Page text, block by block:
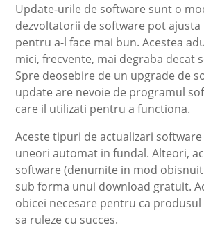
Update-urile de software sunt o
dezvoltatorii de software pot
pentru a-l face mai bun. Acestea
mici, frecvente, mai degraba decat
Spre deosebire de un upgrade de
update are nevoie de programul
care il utilizati pentru a functiona.
Aceste tipuri de actualizari
uneori automat in fundal. Alteori,
software (denumite in mod obisnuit
sub forma unui download gratuit.
obicei necesare pentru ca
sa ruleze cu succes.